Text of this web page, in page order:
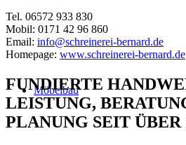
Möbelbau
Tel. 06572 933 830
Mobil: 0171 42 96 860
Email: info@schreinerei-bernard.de
Homepage: www.schreinerei-bernard.de
FUNDIERTE
LEISTUNG,
PLANUNG SEIT ÜBER